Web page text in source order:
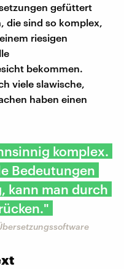
gefüttert
die sind so komplex,
riesigen
bekommen.
viele slawische,
haben einen
komplex.
Bedeutungen
kann man durch